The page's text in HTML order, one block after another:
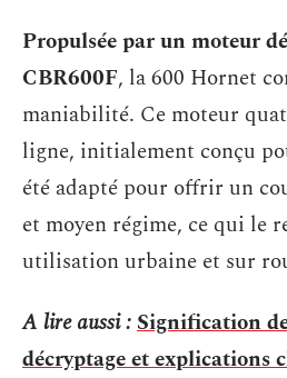
Propulsée par un moteur
CBR600F, la 600 Hornet
maniabilité. Ce moteur
ligne, initialement conçu
été adapté pour offrir un
et moyen régime, ce qui le
utilisation urbaine et sur
A lire aussi :Signification
décryptage et explications